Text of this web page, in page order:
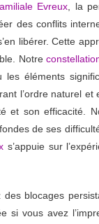
Evreux , la
des conflits
libérer. Cette
Notre
éléments
l’ordre naturel et
et son efficacité.
de ses
s’appuie sur
blocages
si vous avez